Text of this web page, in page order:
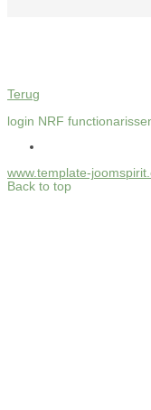
Terug
login NRF
www.template-
Back to top